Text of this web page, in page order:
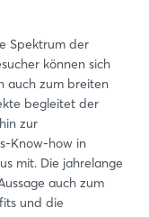
Spektrum der
können sich
auch zum breiten
begleitet der
zur
Know-how in
mit. Die jahrelange
auch zum
und die